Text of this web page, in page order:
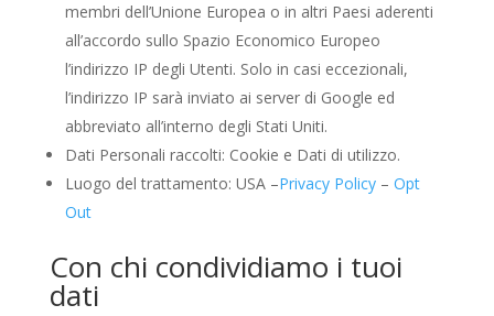
membri dell’Unione Europea o in altri Paesi aderenti
all’accordo sullo Spazio Economico Europeo
l’indirizzo IP degli Utenti. Solo in casi eccezionali,
l’indirizzo IP sarà inviato ai server di Google ed
abbreviato all’interno degli Stati Uniti.
Dati Personali raccolti: Cookie e Dati di utilizzo.
Luogo del trattamento: USA –Privacy Policy– Opt
Out
Con chi condividiamo i tuoi
dati